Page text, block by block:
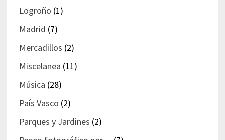
Logroño (1)
Madrid (7)
Mercadillos (2)
Miscelanea (11)
Música (28)
País Vasco (2)
Parques y Jardines (2)